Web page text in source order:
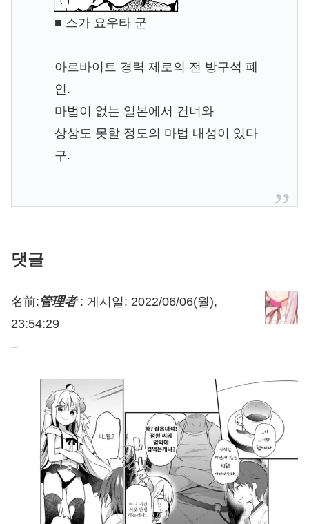
■ 스가 요우타 군
아르바이트 경력 제로의 전 방구석 폐
인.
마법이 없는 일본에서 건너와
상상도 못할 정도의 마법 내성이 있다
구.
댓글
名前: 管理者: 게시일: 2022/06/06(월),
23:54:29
–